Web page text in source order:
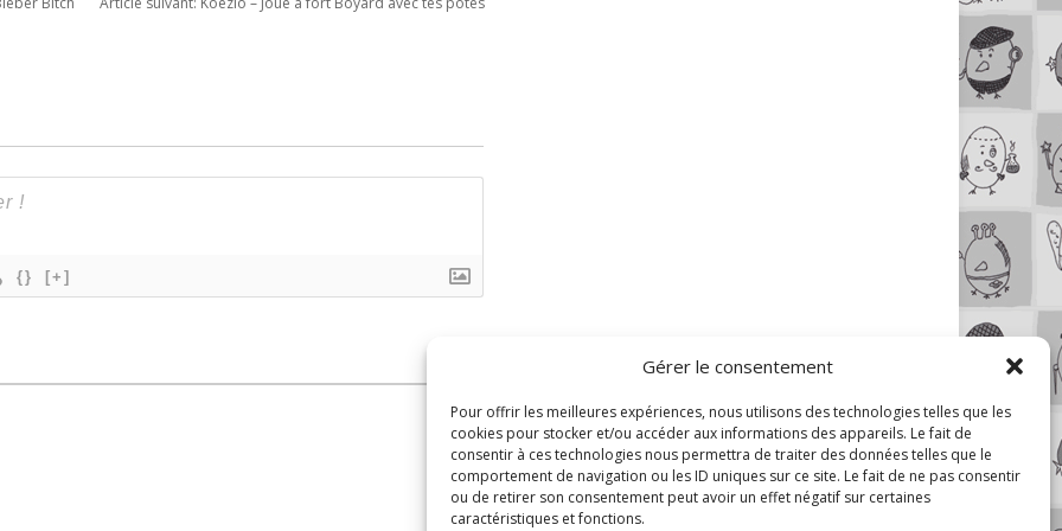
Gérer le consentement
Pour offrir les meilleures expériences, nous utilisons des technologies telles que les
cookies pour stocker et/ou accéder aux informations des appareils. Le fait de
consentir à ces technologies nous permettra de traiter des données telles que le
comportement de navigation ou les ID uniques sur ce site. Le fait de ne pas consentir
ou de retirer son consentement peut avoir un effet négatif sur certaines
caractéristiques et fonctions.
{} [+]